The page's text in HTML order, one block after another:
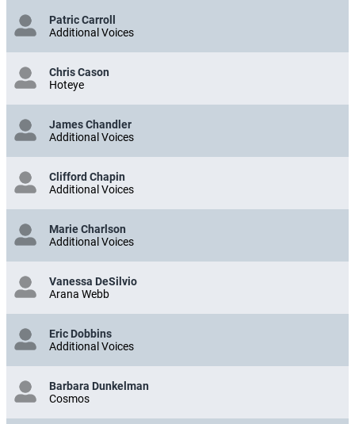
Patric Carroll
Additional Voices
Chris Cason
Hoteye
James Chandler
Additional Voices
Clifford Chapin
Additional Voices
Marie Charlson
Additional Voices
Vanessa DeSilvio
Arana Webb
Eric Dobbins
Additional Voices
Barbara Dunkelman
Cosmos